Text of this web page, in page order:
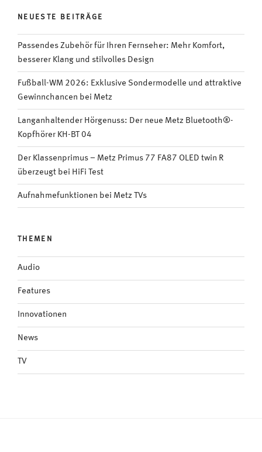
NEUESTE BEITRÄGE
Passendes Zubehör für Ihren Fernseher: Mehr Komfort,
besserer Klang und stilvolles Design
Fußball-WM 2026: Exklusive Sondermodelle und attraktive
Gewinnchancen bei Metz
Langanhaltender Hörgenuss: Der neue Metz Bluetooth®-
Kopfhörer KH-BT 04
Der Klassenprimus – Metz Primus 77 FA87 OLED twin R
überzeugt bei HiFi Test
Aufnahmefunktionen bei Metz TVs
THEMEN
Audio
Features
Innovationen
News
TV